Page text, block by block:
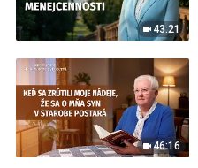
43:21
46:16